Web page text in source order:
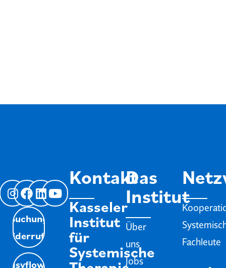
Buchung
Widerrufen
Isyflow
Kontakt
Kasseler
Institut
für
Systemische
Das
Institut
Über
uns
Jobs
Fachleute